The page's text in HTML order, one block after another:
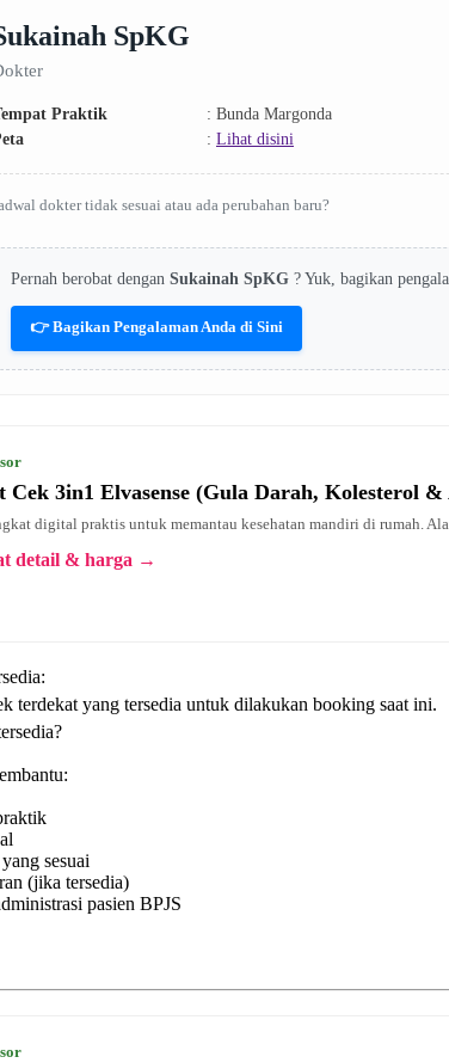
SpKG
Praktik
: Bunda Margonda
: Lihat disini
dokter tidak sesuai atau ada perubahan baru?
Pernah berobat dengan Sukainah SpKG ? Yuk, bagikan
👉 Bagikan Pengalaman Anda di Sini
Cek 3in1 Elvasense (Gula Darah, Kolesterol
digital praktis untuk memantau kesehatan mandiri di rumah.
detail & harga →
terdekat yang tersedia untuk dilakukan booking saat ini.
sesuai
(jika tersedia)
pasien BPJS